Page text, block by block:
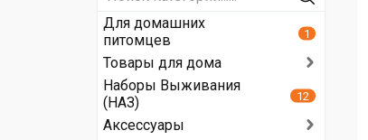
Для домашних
питомцев
1
Товары для дома
Наборы Выживания
(НАЗ)
12
Аксессуары